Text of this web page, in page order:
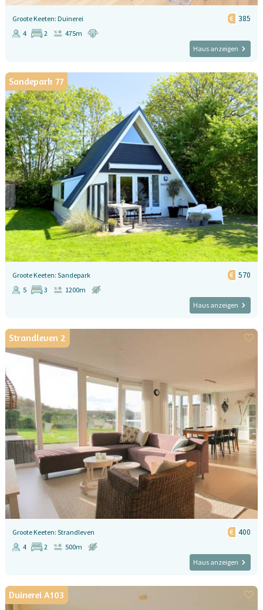
Groote Keeten: Duinerei 385
4 2
475m
Haus anzeigen
Sandepark 77
Groote Keeten: Sandepark 570
5 3
1200m
Haus anzeigen
Strandleven 2
Groote Keeten: Strandleven 400
4 2
500m
Haus anzeigen
Duinerei A103